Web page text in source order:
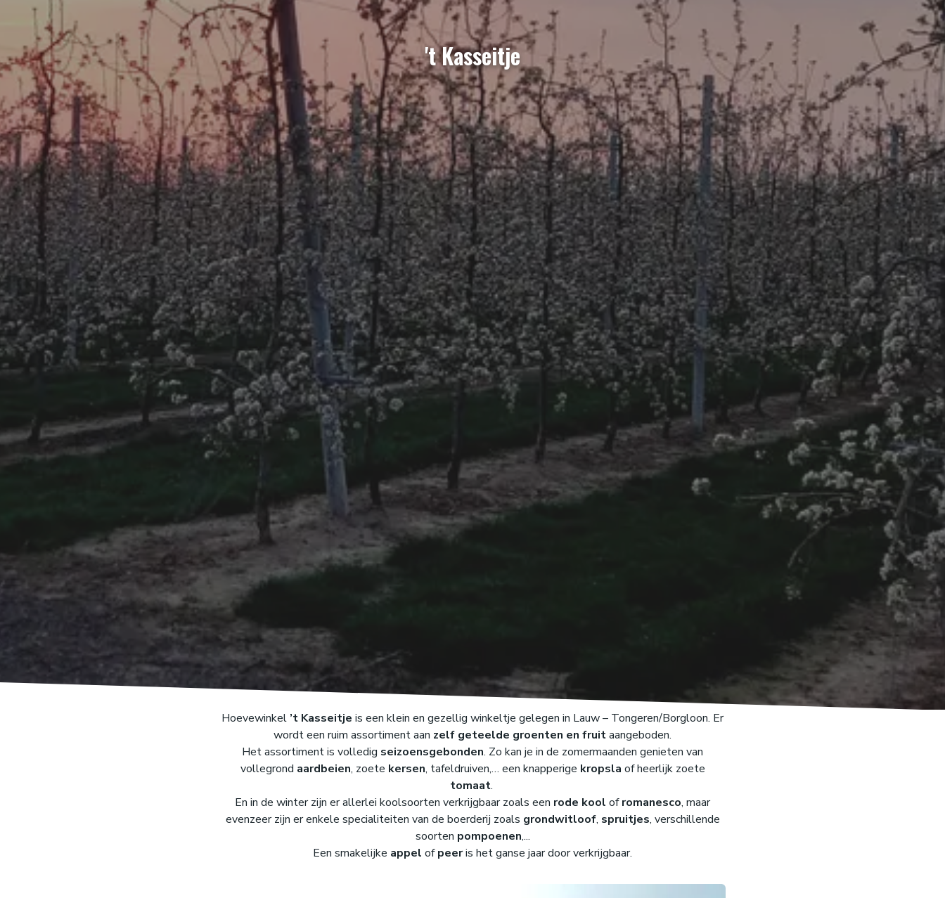
't Kasseitje
Hoevewinkel ’t Kasseitje is een klein en gezellig winkeltje gelegen in Lauw – Tongeren/Borgloon. Er
wordt een ruim assortiment aan zelf geteelde groenten en fruitaangeboden.
Het assortiment is volledig seizoensgebonden. Zo kan je in de zomermaanden genieten van
vollegrond aardbeien, zoete kersen, tafeldruiven,… een knapperige kropsla of heerlijk zoete
tomaat.
En in de winter zijn er allerlei koolsoorten verkrijgbaar zoals een rode kool ofromanesco, maar
evenzeer zijn er enkele specialiteiten van de boerderij zoals grondwitloof, spruitjes, verschillende
soorten pompoenen,...
Een smakelijke appel ofpeeris het ganse jaar door verkrijgbaar.